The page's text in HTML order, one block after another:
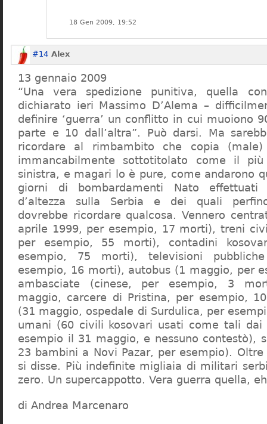
18 Gen 2009, 19:52
#14 Alex
13 gennaio 2009
“Una vera spedizione punitiva, quella
dichiarato ieri Massimo D’Alema –
definire ‘guerra’ un conflitto in cui muoiono
parte e 10 dall’altra”. Può darsi. Ma
ricordare al rimbambito che copia
immancabilmente sottotitolato come il
sinistra, e magari lo è pure, come andarono
giorni di bombardamenti Nato
d’altezza sulla Serbia e dei quali
dovrebbe ricordare qualcosa. Vennero
aprile 1999, per esempio, 17 morti), treni
per esempio, 55 morti), contadini
esempio, 75 morti), televisioni
esempio, 16 morti), autobus (1 maggio, per
ambasciate (cinese, per esempio, 3
maggio, carcere di Pristina, per esempio,
(31 maggio, ospedale di Surdulica, per
umani (60 civili kosovari usati come tali dai
esempio il 31 maggio, e nessuno contestò),
23 bambini a Novi Pazar, per esempio).
si disse. Più indefinite migliaia di militari
zero. Un supercappotto. Vera guerra quella,
di Andrea Marcenaro